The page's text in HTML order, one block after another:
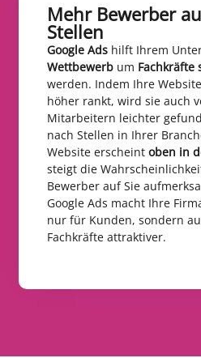
Mehr Bewerber
Stellen​
Google Ads hilft Ihrem
Wettbewerb um Fachkräfte
werden. Indem Ihre
höher rankt, wird sie auch
Mitarbeitern leichter
nach Stellen in Ihrer
Website erscheint oben in
steigt die
Bewerber auf Sie
Google Ads macht Ihre
nur für Kunden, sondern
Fachkräfte attraktiver.